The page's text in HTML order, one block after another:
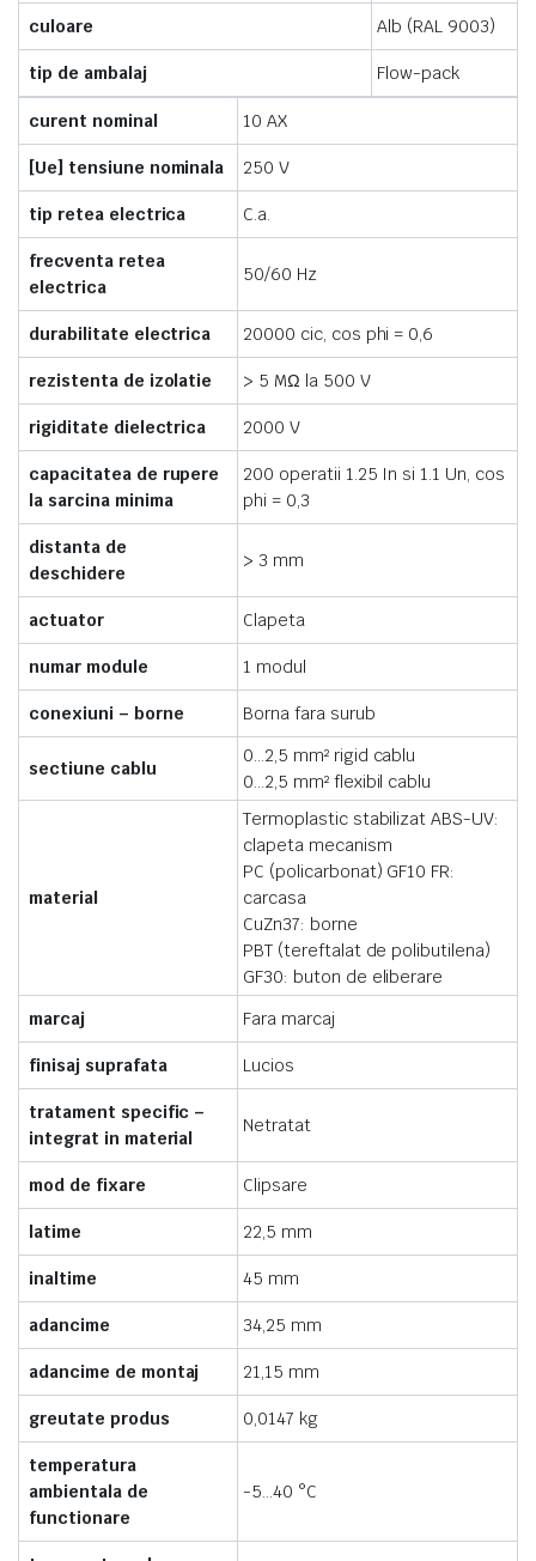
culoare Alb (RAL 9003)
tip de ambalaj Flow-pack
curent nominal 10 AX
[Ue] tensiune nominala 250 V
tip retea electrica C.a.
frecventa retea
electrica
50/60 Hz
durabilitate electrica 20000 cic, cos phi = 0,6
rezistenta de izolatie > 5 MΩ la 500 V
rigiditate dielectrica 2000 V
capacitatea de rupere
la sarcina minima
200 operatii 1.25 In si 1.1 Un, cos
phi = 0,3
distanta de
deschidere
> 3 mm
actuator Clapeta
numar module 1 modul
conexiuni – borne Borna fara surub
sectiune cablu
0…2,5 mm² rigid cablu
0…2,5 mm² flexibil cablu
material
Termoplastic stabilizat ABS-UV:
clapeta mecanism
PC (policarbonat) GF10 FR:
carcasa
CuZn37: borne
PBT (tereftalat de polibutilena)
GF30: buton de eliberare
marcaj
Fara marcaj
finisaj suprafata Lucios
tratament specific –
integrat in material
Netratat
mod de fixare Clipsare
latime 22,5 mm
inaltime 45 mm
adancime 34,25 mm
adancime de montaj 21,15 mm
greutate produs 0,0147 kg
temperatura
ambientala de
functionare
-5…40 °C